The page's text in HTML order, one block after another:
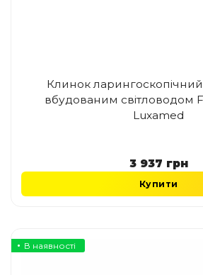
Клинок
вбудованим світловодом
Luxamed
3 937 грн
Купити
В наявності